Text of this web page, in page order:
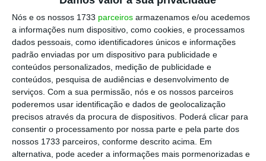
Nós e os nossos 1733 parceiros armazenamos e/ou acedemos
a informações num dispositivo, como cookies, e processamos
dados pessoais, como identificadores únicos e informações
padrão enviadas por um dispositivo para publicidade e
conteúdos personalizados, medição de publicidade e
conteúdos, pesquisa de audiências e desenvolvimento de
serviços. Com a sua permissão, nós e os nossos parceiros
poderemos usar identificação e dados de geolocalização
precisos através da procura de dispositivos. Poderá clicar para
consentir o processamento por nossa parte e pela parte dos
nossos 1733 parceiros, conforme descrito acima. Em
alternativa, pode aceder a informações mais pormenorizadas e
https://eco.sapo.pt/quote/yves-mersch-a-dimensao-do-programa-de-compras-significa-que-ira-levar-3/ Copiar
Assine o ECO Premium
No momento em que a informação é
mais importante do que nunca, apoie
o jornalismo independente e rigoroso.